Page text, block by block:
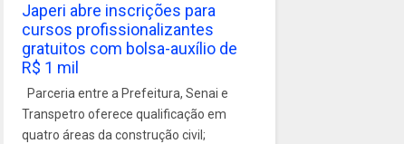
Japeri abre inscrições para
cursos profissionalizantes
gratuitos com bolsa-auxílio de
R$ 1 mil
Parceria entre a Prefeitura, Senai e
Transpetro oferece qualificação em
quatro áreas da construção civil;